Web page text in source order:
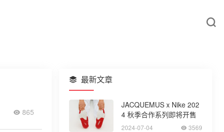
865
最新文章
JACQUEMUS x Nike 202
4 秋季合作系列即将开售
2024-07-04 3569